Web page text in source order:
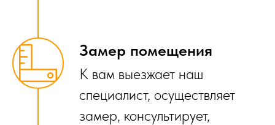
Замер помещения
К вам выезжает наш
специалист, осуществляет
замер, консультирует,